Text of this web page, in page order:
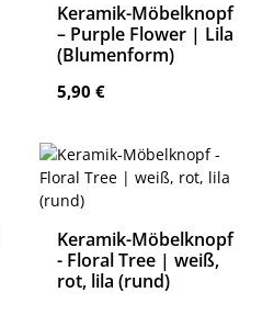
Keramik-Möbelknopf
– Purple Flower | Lila
(Blumenform)
Regulärer Preis:
5,90 €
Keramik-Möbelknopf
- Floral Tree | weiß,
rot, lila (rund)